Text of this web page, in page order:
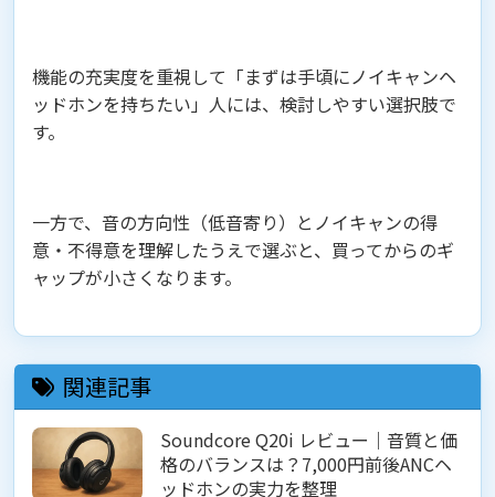
機能の充実度を重視して「まずは手頃にノイキャンヘ
ッドホンを持ちたい」人には、検討しやすい選択肢で
す。
一方で、音の方向性（低音寄り）とノイキャンの得
意・不得意を理解したうえで選ぶと、買ってからのギ
ャップが小さくなります。
関連記事
Soundcore Q20i レビュー｜音質と価
格のバランスは？7,000円前後ANCヘ
ッドホンの実力を整理